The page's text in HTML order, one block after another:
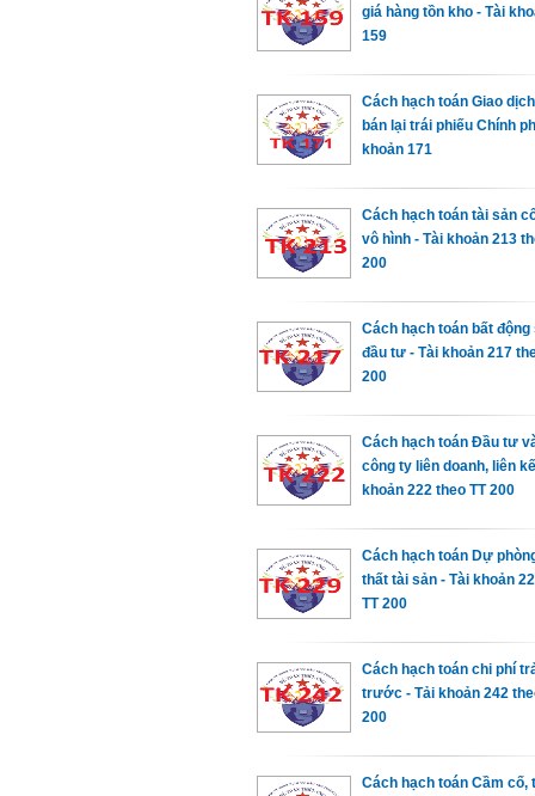
giá hàng tồn kho - Tài
159
Cách hạch toán Giao
bán lại trái phiếu Chính
khoản 171
Cách hạch toán tài sản
vô hình - Tài khoản 213
200
Cách hạch toán bất động
đầu tư - Tài khoản 217
200
Cách hạch toán Đầu tư
công ty liên doanh, liên
khoản 222 theo TT 200
Cách hạch toán Dự
thất tài sản - Tài khoản
TT 200
Cách hạch toán chi phí
trước - Tải khoản 242
200
Cách hạch toán Cầm cố,